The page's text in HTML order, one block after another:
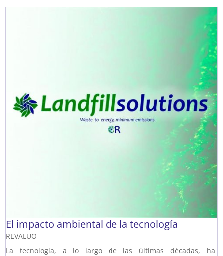
El impacto ambiental de la tecnología
REVALUO
La tecnología, a lo largo de las últimas décadas, ha